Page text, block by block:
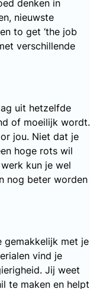
denken in
nieuwste
to get ‘the job
verschillende
uit hetzelfde
of moeilijk wordt.
jou. Niet dat je
hoge rots wil
kun je wel
nog beter worden
gemakkelijk met je
vind je
Jij weet
te maken en helpt